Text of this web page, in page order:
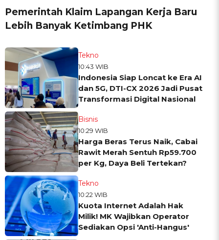
Pemerintah Klaim Lapangan Kerja Baru
Lebih Banyak Ketimbang PHK
Tekno
10:43 WIB
Indonesia Siap Loncat ke Era AI
dan 5G, DTI-CX 2026 Jadi Pusat
Transformasi Digital Nasional
Bisnis
10:29 WIB
Harga Beras Terus Naik, Cabai
Rawit Merah Sentuh Rp59.700
per Kg, Daya Beli Tertekan?
Tekno
10:22 WIB
Kuota Internet Adalah Hak
Milik! MK Wajibkan Operator
Sediakan Opsi 'Anti-Hangus'